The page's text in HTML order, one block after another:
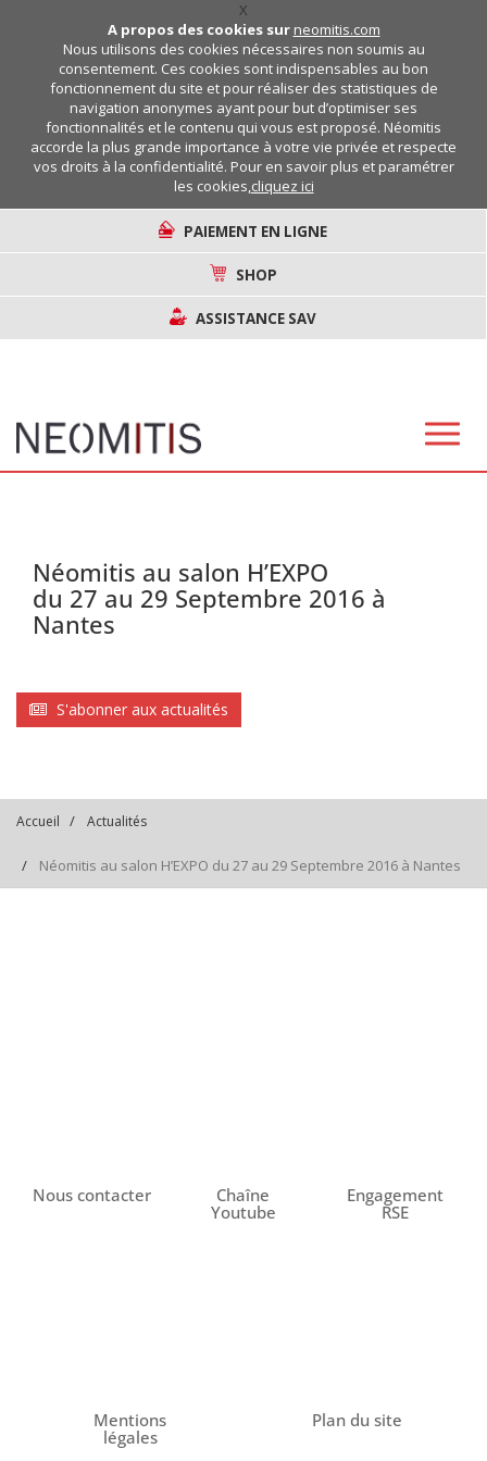
X
A propos des cookies sur neomitis.com
Nous utilisons des cookies nécessaires non soumis au
consentement. Ces cookies sont indispensables au bon
fonctionnement du site et pour réaliser des statistiques de
navigation anonymes ayant pour but d’optimiser ses
fonctionnalités et le contenu qui vous est proposé. Néomitis
accorde la plus grande importance à votre vie privée et respecte
vos droits à la confidentialité. Pour en savoir plus et paramétrer
les cookies,cliquez ici
PAIEMENT EN LIGNE
SHOP
ASSISTANCE SAV
Néomitis au salon H’EXPO
du 27 au 29 Septembre 2016 à
Nantes
S'abonner aux actualités
Accueil Actualités
Néomitis au salon H’EXPO du 27 au 29 Septembre 2016 à Nantes
Nous contacter
Chaîne
Youtube
Engagement
RSE
Mentions
légales
Plan du site